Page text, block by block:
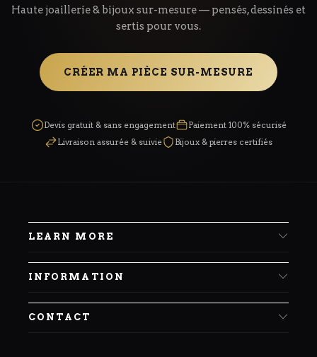
Haute joaillerie & bijoux sur-mesure — pensés, dessinés et
sertis pour vous.
CRÉER MA PIÈCE SUR-MESURE
Devis gratuit & sans engagement
Paiement 100% sécurisé
Livraison assurée & suivie
Bijoux & pierres certifiés
LEARN MORE
INFORMATION
CONTACT